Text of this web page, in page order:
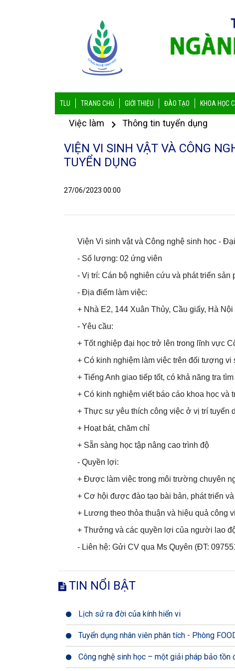
TLU TRANG CHỦ GIỚI THIỆU ĐÀO TẠO KHOA HỌC
Việc làm Thông tin tuyển dụng
VIỆN VI SINH VẬT VÀ CÔNG
TUYỂN DỤNG
27/06/2023 00:00
Viện Vi sinh vật và Công nghệ sinh học -
- Số lượng: 02 ứng viên
- Vị trí: Cán bộ nghiên cứu và phát triển sản
- Địa điểm làm việc:
+ Nhà E2, 144 Xuân Thủy, Cầu giấy, Hà Nội
- Yêu cầu:
+ Tốt nghiệp đại học trở lên trong lĩnh vực
+ Có kinh nghiệm làm việc trên đối tượng vi
+ Tiếng Anh giao tiếp tốt, có khả năng tra
+ Có kinh nghiệm viết báo cáo khoa học và
+ Thực sự yêu thích công việc ở vị trí tuyển
+ Hoạt bát, chăm chỉ
+ Sẵn sàng học tập nâng cao trình độ
- Quyền lợi:
+ Được làm việc trong môi trường chuyên
+ Cơ hội được đào tạo bài bản, phát triển
+ Lương theo thỏa thuận và hiệu quả công
+ Thưởng và các quyền lợi của người lao
- Liên hệ: Gửi CV qua Ms Quyên (ĐT:
TIN NỔI BẬT
Lịch sử ra đời của kính hiển vi
Tuyển dụng nhân viên phân tích - Phòng
Công nghệ sinh học – một giải pháp bảo tồn